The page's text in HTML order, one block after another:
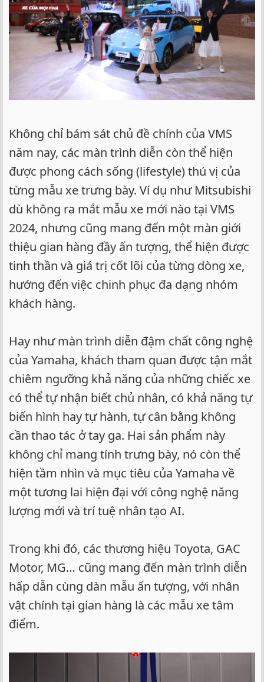
Không chỉ bám sát chủ đề chính của VMS
năm nay, các màn trình diễn còn thể hiện
được phong cách sống (lifestyle) thú vị của
từng mẫu xe trưng bày. Ví dụ như Mitsubishi
dù không ra mắt mẫu xe mới nào tại VMS
2024, nhưng cũng mang đến một màn giới
thiệu gian hàng đầy ấn tượng, thể hiện được
tinh thần và giá trị cốt lõi của từng dòng xe,
hướng đến việc chinh phục đa dạng nhóm
khách hàng.
Hay như màn trình diễn đậm chất công nghệ
của Yamaha, khách tham quan được tận mắt
chiêm ngưỡng khả năng của những chiếc xe
có thể tự nhận biết chủ nhân, có khả năng tự
biến hình hay tự hành, tự cân bằng không
cần thao tác ở tay ga. Hai sản phẩm này
không chỉ mang tính trưng bày, nó còn thể
hiện tầm nhìn và mục tiêu của Yamaha về
một tương lai hiện đại với công nghệ năng
lượng mới và trí tuệ nhân tạo AI.
Trong khi đó, các thương hiệu Toyota, GAC
Motor, MG… cũng mang đến màn trình diễn
hấp dẫn cùng dàn mẫu ấn tượng, với nhân
vật chính tại gian hàng là các mẫu xe tâm
điểm.